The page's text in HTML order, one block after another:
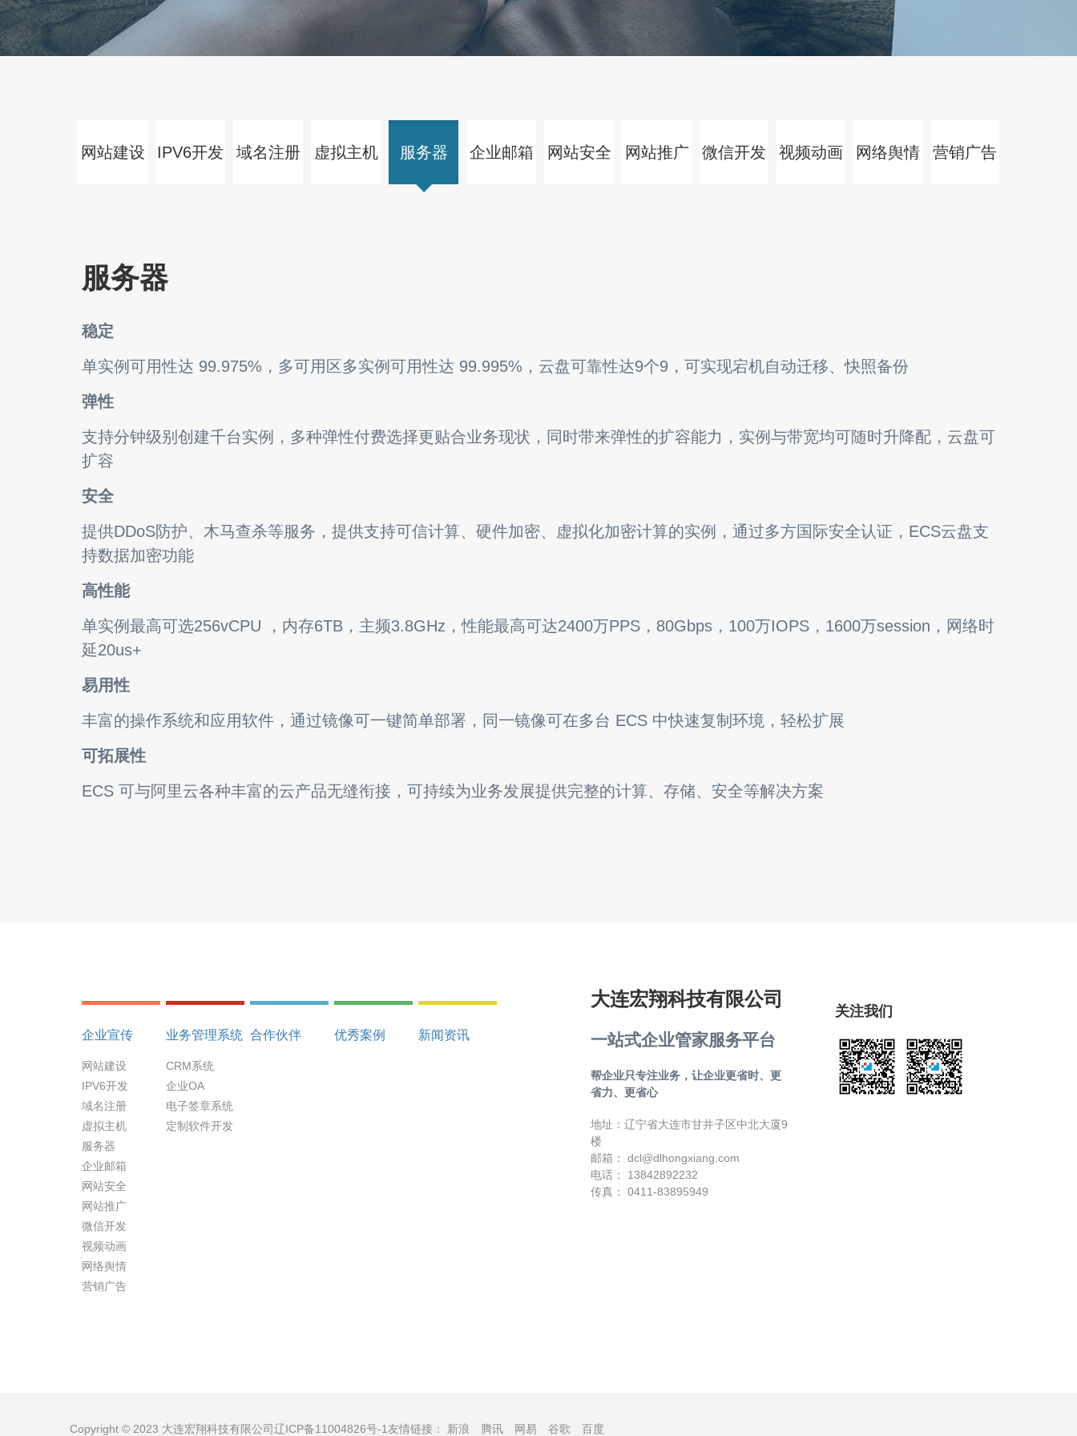
网站建设 IPV6开发 域名注册 虚拟主机 服务器 企业邮箱 网站安全 网站推广 微信开发 视频动画 网络舆情 营销广告
服务器
稳定
单实例可用性达 99.975%，多可用区多实例可用性达 99.995%，云盘可靠性达9个9，可实现宕机自动迁移、快照备份
弹性
支持分钟级别创建千台实例，多种弹性付费选择更贴合业务现状，同时带来弹性的扩容能力，实例与带宽均可随时升降配，云盘可
扩容
安全
提供DDoS防护、木马查杀等服务，提供支持可信计算、硬件加密、虚拟化加密计算的实例，通过多方国际安全认证，ECS云盘支
持数据加密功能
高性能
单实例最高可选256vCPU ，内存6TB，主频3.8GHz，性能最高可达2400万PPS，80Gbps，100万IOPS，1600万session，网络时
延20us+
易用性
丰富的操作系统和应用软件，通过镜像可一键简单部署，同一镜像可在多台 ECS 中快速复制环境，轻松扩展
可拓展性
ECS 可与阿里云各种丰富的云产品无缝衔接，可持续为业务发展提供完整的计算、存储、安全等解决方案
企业宣传
网站建设
IPV6开发
域名注册
虚拟主机
服务器
企业邮箱
网站安全
网站推广
微信开发
视频动画
网络舆情
营销广告
业务管理系统
CRM系统
企业OA
电子签章系统
定制软件开发
合作伙伴 优秀案例 新闻资讯
大连宏翔科技有限公司
一站式企业管家服务平台
帮企业只专注业务，让企业更省时、更
省力、更省心
地址：辽宁省大连市甘井子区中北大厦9
楼
邮箱： dcl@dlhongxiang.com
电话： 13842892232
传真： 0411-83895949
关注我们
Copyright © 2023 大连宏翔科技有限公司辽ICP备11004826号-1友情链接： 新浪 腾讯 网易 谷歌 百度